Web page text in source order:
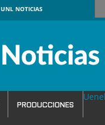
UNLNOTICIAS
PRODUCCIONES